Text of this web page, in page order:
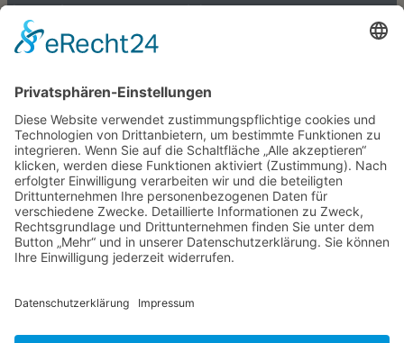
dr.riegel@internist-maintal.de
06181 – 945 97 97
Impressum
Datenschutz
Datenverarbeitung durch soziale Netzwerke
Kontakt
Cookie-Einstellungen
Aktuelles und Themen
April 2026 -Frau Daniela Greh, unsere „Dani“ – im
Juni 2026 – Frau Astrid Mann kommt ins Team